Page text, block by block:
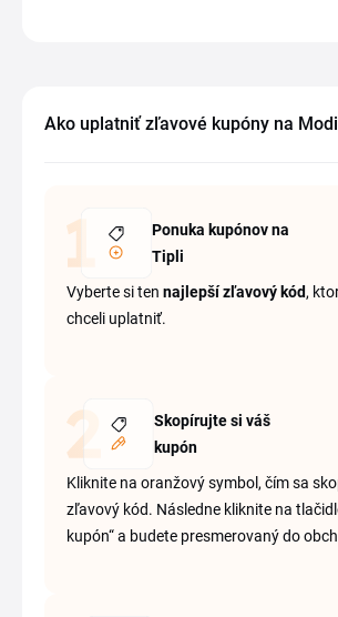
Ako uplatniť zľavové kupóny na
Ponuka kupónov na
Tipli
Vyberte si ten najlepší zľavový kód,
chceli uplatniť.
Skopírujte si váš
kupón
Kliknite na oranžový symbol, čím sa
zľavový kód. Následne kliknite na
kupón“ a budete presmerovaný do